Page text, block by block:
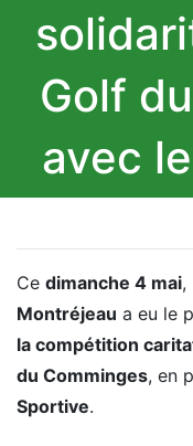
Golf
avec
Ce dimanche 4 mai,
Montréjeau a eu le
la compétition
du Comminges, en
Sportive.